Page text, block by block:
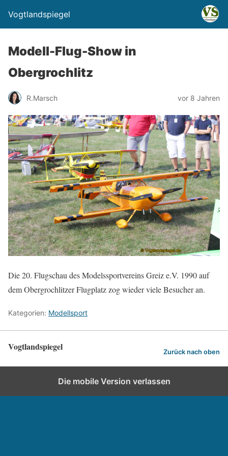
Vogtlandspiegel
Modell-Flug-Show in
Obergrochlitz
R.Marsch vor 8 Jahren
Die 20. Flugschau des Modelssportvereins Greiz e.V. 1990 auf
dem Obergrochlitzer Flugplatz zog wieder viele Besucher an.
Kategorien: Modellsport
Vogtlandspiegel Zurück nach oben
Die mobile Version verlassen